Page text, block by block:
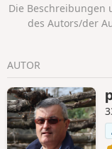
dieses Teils des
Die Beschreibungen
des Autors/der
AUTOR